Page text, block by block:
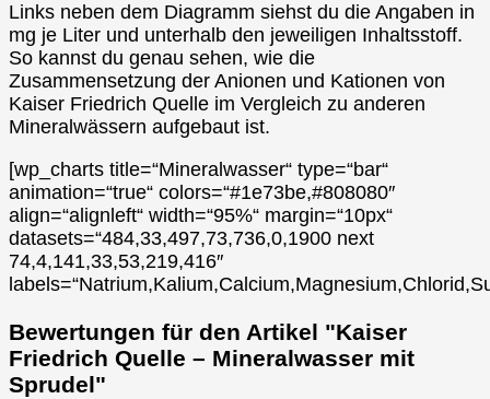
Links neben dem Diagramm siehst du die Angaben in
mg je Liter und unterhalb den jeweiligen Inhaltsstoff.
So kannst du genau sehen, wie die
Zusammensetzung der Anionen und Kationen von
Kaiser Friedrich Quelle im Vergleich zu anderen
Mineralwässern aufgebaut ist.
[wp_charts title=“Mineralwasser“ type=“bar“
animation=“true“ colors=“#1e73be,#808080″
align=“alignleft“ width=“95%“ margin=“10px“
datasets=“484,33,497,73,736,0,1900 next
74,4,141,33,53,219,416″
Bewertungen für den Artikel "Kaiser
Friedrich Quelle – Mineralwasser mit
Sprudel"